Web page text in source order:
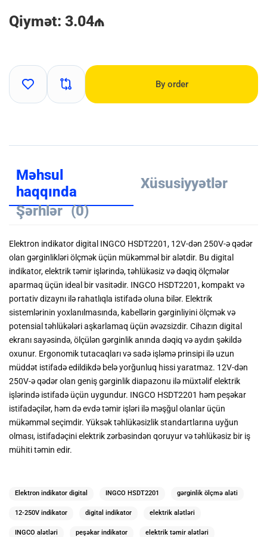
Qiymət: 3.04₼
By order
Məhsul
haqqında
Xüsusiyyətlər
Şərhlər (0)
Elektron indikator digital INGCO HSDT2201, 12V-dən 250V-ə qədər
olan gərginlikləri ölçmək üçün mükəmməl bir alətdir. Bu digital
indikator, elektrik təmir işlərində, təhlükəsiz və dəqiq ölçmələr
aparmaq üçün ideal bir vasitədir. INGCO HSDT2201, kompakt və
portativ dizaynı ilə rahatlıqla istifadə oluna bilər. Elektrik
sistemlərinin yoxlanılmasında, kabellərin gərginliyini ölçmək və
potensial təhlükələri aşkarlamaq üçün əvəzsizdir. Cihazın digital
ekranı sayəsində, ölçülən gərginlik anında dəqiq və aydın şəkildə
oxunur. Ergonomik tutacaqları və sadə işləmə prinsipi ilə uzun
müddət istifadə edildikdə belə yorğunluq hissi yaratmaz. 12V-dən
250V-ə qədər olan geniş gərginlik diapazonu ilə müxtəlif elektrik
işlərində istifadə üçün uygundur. INGCO HSDT2201 həm peşəkar
istifadəçilər, həm də evdə təmir işləri ilə məşğul olanlar üçün
mükəmməl seçimdir. Yüksək təhlükəsizlik standartlarına uyğun
olması, istifadəçini elektrik zərbəsindən qoruyur və təhlükəsiz bir iş
mühiti təmin edir.
Elektron indikator digital INGCO HSDT2201 gərginlik ölçmə aləti
12-250V indikator digital indikator elektrik alətləri
INGCO alətləri peşəkar indikator elektrik təmir alətləri